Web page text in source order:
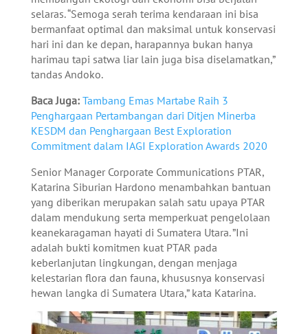
selaras. “Semoga serah terima kendaraan ini bisa
bermanfaat optimal dan maksimal untuk konservasi
hari ini dan ke depan, harapannya bukan hanya
harimau tapi satwa liar lain juga bisa diselamatkan,”
tandas Andoko.
Baca Juga: Tambang Emas Martabe Raih 3
Penghargaan Pertambangan dari Ditjen Minerba
KESDM dan Penghargaan Best Exploration
Commitment dalam IAGI Exploration Awards 2020
Senior Manager Corporate Communications PTAR,
Katarina Siburian Hardono menambahkan bantuan
yang diberikan merupakan salah satu upaya PTAR
dalam mendukung serta memperkuat pengelolaan
keanekaragaman hayati di Sumatera Utara. ”Ini
adalah bukti komitmen kuat PTAR pada
keberlanjutan lingkungan, dengan menjaga
kelestarian flora dan fauna, khususnya konservasi
hewan langka di Sumatera Utara,” kata Katarina.